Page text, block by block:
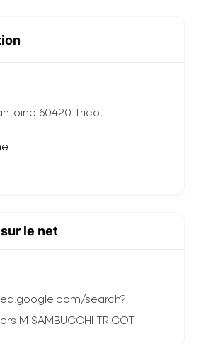
60420 Tricot
le net
search?
M SAMBUCCHI TRICOT